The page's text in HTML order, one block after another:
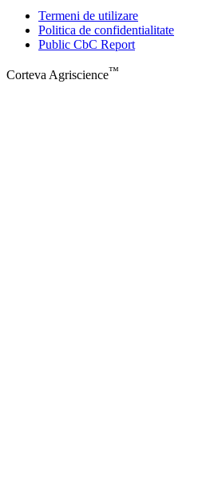
Termeni de utilizare
Politica de confidentialitate
Public CbC Report
Corteva Agriscience™